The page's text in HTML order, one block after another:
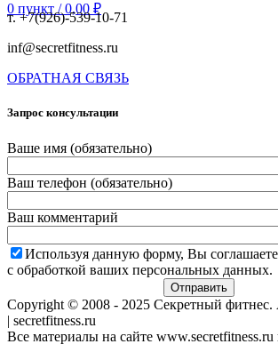
0 пункт / 0,00 ₽
т. +7(926)-539-10-71
inf@secretfitness.ru
ОБРАТНАЯ СВЯЗЬ
Запрос консультации
Ваше имя (обязательно)
Ваш телефон (обязательно)
Ваш комментарий
Используя данную форму, Вы
с обработкой ваших персональных данных.
Copyright © 2008 - 2025 Секретный фитнес.
| secretfitness.ru
Все материалы на сайте